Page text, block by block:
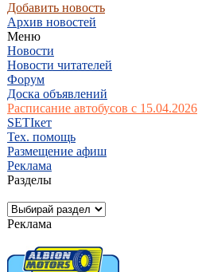
Добавить новость
Архив новостей
Меню
Новости
Новости читателей
Форум
Доска объявлений
Расписание автобусов с 15.04.2026
SETIкет
Тех. помощь
Размещение афиш
Реклама
Разделы
Реклама